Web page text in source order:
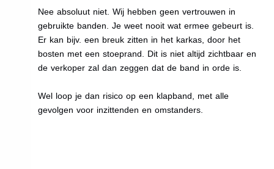
Nee absoluut niet. Wij hebben geen vertrouwen in
gebruikte banden. Je weet nooit wat ermee gebeurt is.
Er kan bijv. een breuk zitten in het karkas, door het
bosten met een stoeprand. Dit is niet altijd zichtbaar en
de verkoper zal dan zeggen dat de band in orde is.
Wel loop je dan risico op een klapband, met alle
gevolgen voor inzittenden en omstanders.